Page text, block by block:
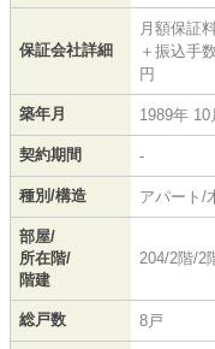
保証会社詳細
月額保証
＋振込手
円
築年月 1989年
契約期間 -
種別/構造 アパート/
部屋/
所在階/
階建
204/2階/2
総戸数 8戸